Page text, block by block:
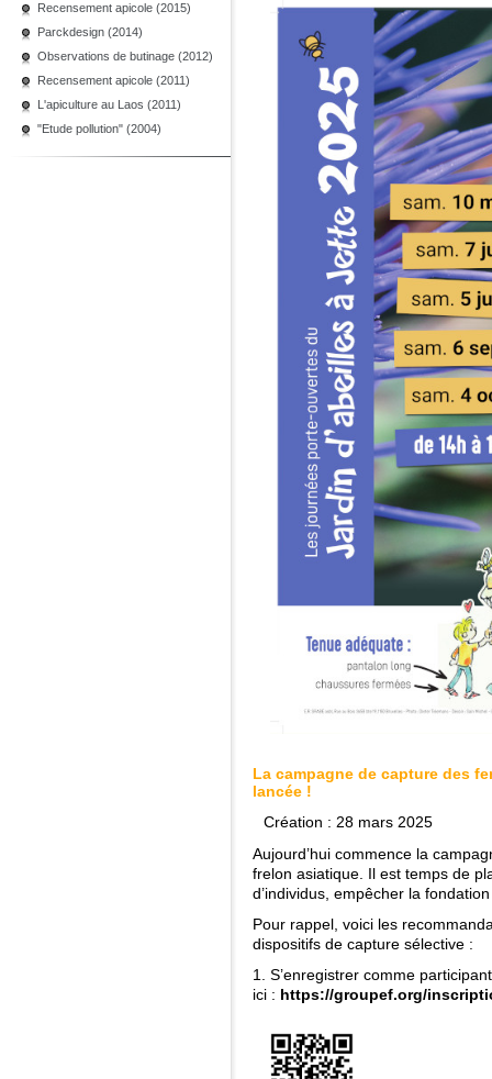
Recensement apicole (2015)
Parckdesign (2014)
Observations de butinage (2012)
Recensement apicole (2011)
L'apiculture au Laos (2011)
"Etude pollution" (2004)
La campagne de capture des
lancée !
Création : 28 mars 2025
Aujourd’hui commence la
frelon asiatique. Il est temps de
d’individus, empêcher la
Pour rappel, voici les
dispositifs de capture sélective :
1. S’enregistrer comme
ici : https://groupef.org/